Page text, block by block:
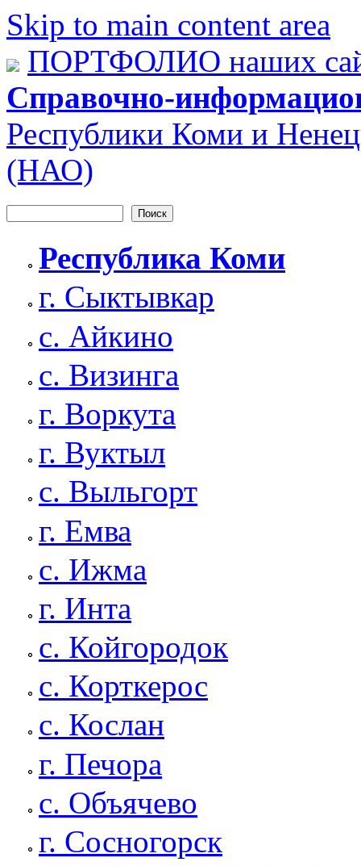
Skip to main content area
ПОРТФОЛИО наших
Справочно-
Республики Коми и
(НАО)
Форма поиска
Республика Коми
г. Сыктывкар
с. Айкино
с. Визинга
г. Воркута
г. Вуктыл
с. Выльгорт
г. Емва
с. Ижма
г. Инта
с. Койгородок
с. Корткерос
с. Кослан
г. Печора
с. Объячево
г. Сосногорск